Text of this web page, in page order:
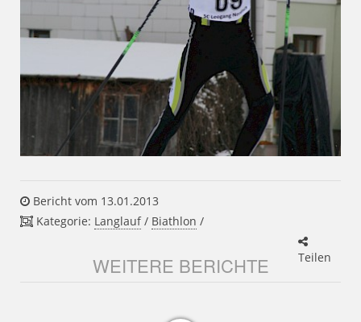
Bericht vom 13.01.2013
Kategorie: Langlauf/ Biathlon /
Teilen
WEITERE BERICHTE